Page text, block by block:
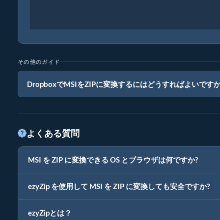
その他のガイド
DropboxでMSIをZIPに変換するにはどうすればよいです
よくある質問
MSI を ZIP に変換できる OS とブラウザは何ですか?
ezyZip を使用して MSI を ZIP に変換しても安全ですか?
ezyZipとは？